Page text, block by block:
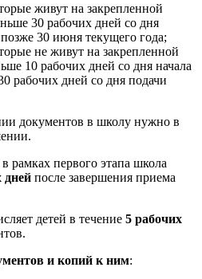
живут на закрепленной
30 рабочих дней со дня
30 июня текущего года;
не живут на закрепленной
10 рабочих дней со дня начала
рабочих дней со дня подачи
документов в школу нужно в
рамках первого этапа школа
дней после завершения приема
детей в течение 5 рабочих
и копий к ним: